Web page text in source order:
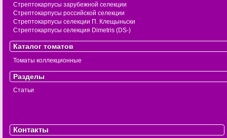
Стрептокарпусы зарубежной селекции
Стрептокарпусы российской селекции
Стрептокарпусы селекции П. Клещыньски
Стрептокарпусы селекция Dimetris (DS-)
Каталог томатов
Томаты коллекционные
Разделы
Статьи
Контакты